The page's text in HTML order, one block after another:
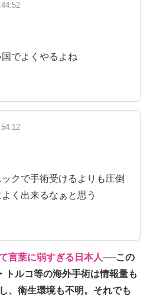
でよくやるよね
クで手術受けるよりも圧倒
く出来るなぁと思う
言葉に弱すぎる日本人──この
トルコ等の海外手術は情報量も
、衛生環境も不明。それでも